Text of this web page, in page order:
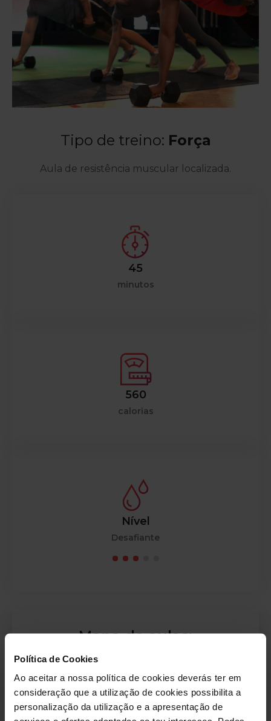
Política de Cookies
Ao aceitar a nossa política de cookies deverás ter em
consideração que a utilização de cookies possibilita a
personalização da utilização e a apresentação de
Tipo de treino: Força
Aula de resistência muscular localizada.
45
minutos
560
calorias
Nível
Desafiante
Mapa de aulas: